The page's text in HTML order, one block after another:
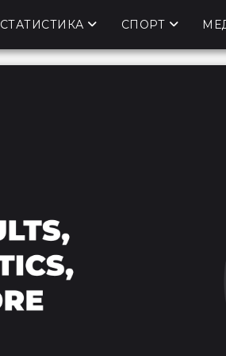
СТАТИСТИКА СПОРТ